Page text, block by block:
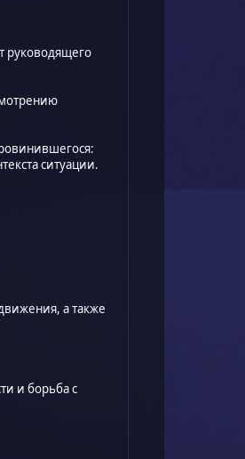
руководящего
ситуации.
а также
и борьба с